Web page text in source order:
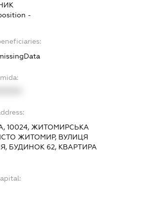
-
10024, ЖИТОМИРСЬКА
ЖИТОМИР, ВУЛИЦЯ
БУДИНОК 62, КВАРТИРА